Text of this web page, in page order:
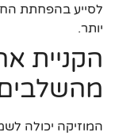
לסייע בהפחתת
יותר.
הקניית
המוזיקה יכולה